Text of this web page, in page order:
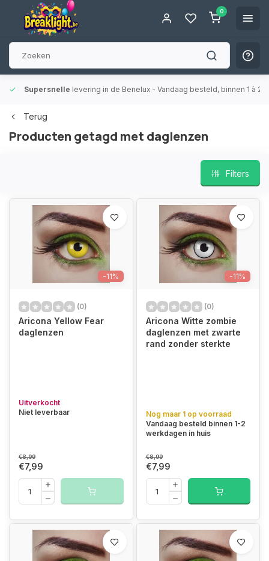
0
Supersnelle levering in de Benelux - Vandaag besteld, binnen 1 à 2
Terug
Producten getagd met daglenzen
Filters
-11%
(0)
Aricona Yellow Fear
daglenzen
Uitverkocht
Niet leverbaar
€8,99
€7,99
-11%
(0)
Aricona Witte zombie
daglenzen met zwarte
rand zonder sterkte
Nog maar 1 op voorraad
Vandaag besteld binnen 1-2
werkdagen in huis
€8,99
€7,99